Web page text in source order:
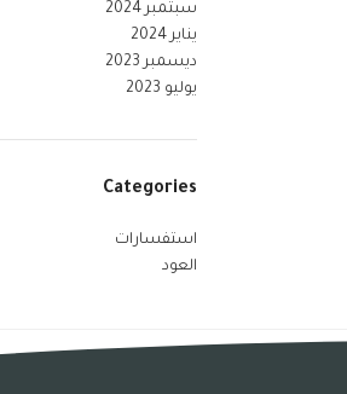
سبتمبر 2024
يناير 2024
ديسمبر 2023
يوليو 2023
Categories
استفسارات
العود